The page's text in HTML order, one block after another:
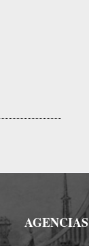
AGENCIAS